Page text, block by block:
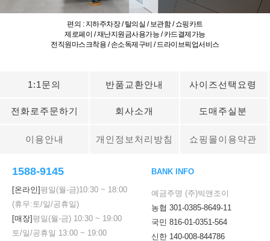
편의 : 지하주차장 / 탈의실 / 보관함 / 쇼핑카트
제로페이 / 재난지원금사용가능 / 카드결제가능
전직원마스크착용 / 손소독제구비 / 드라이브픽업서비스
1:1문의 반품교환안내 사이즈선택요령
전화로주문하기 회사소개 도매주실분
이용안내 개인정보처리방침 쇼핑몰이용약관
1588-9145
[온라인]평일(월-금)10:30 ~ 18:00
(휴무:토/일/공휴일)
[매장]평일(월-금) 10:30 ~ 19:00
토/일/공휴일 13:00 ~ 19:00
BANK INFO
예금주명 (주)빅앤조이
농협 301-0385-8649-11
국민 816-01-0351-564
신한 140-008-844786